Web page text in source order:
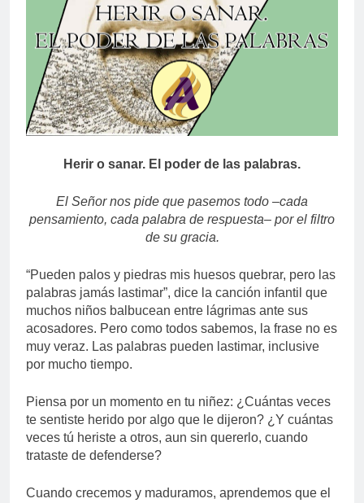
Herir o sanar. El poder de las palabras.
El Señor nos pide que pasemos todo –cada
pensamiento, cada palabra de respuesta– por el filtro
de su gracia.
“Pueden palos y piedras mis huesos quebrar, pero las
palabras jamás lastimar”, dice la canción infantil que
muchos niños balbucean entre lágrimas ante sus
acosadores. Pero como todos sabemos, la frase no es
muy veraz. Las palabras pueden lastimar, inclusive
por mucho tiempo.
Piensa por un momento en tu niñez: ¿Cuántas veces
te sentiste herido por algo que le dijeron? ¿Y cuántas
veces tú heriste a otros, aun sin quererlo, cuando
trataste de defenderse?
Cuando crecemos y maduramos, aprendemos que el